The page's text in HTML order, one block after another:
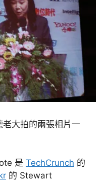
大拍的兩張相片一
是 TechCrunch 的
的 Stewart